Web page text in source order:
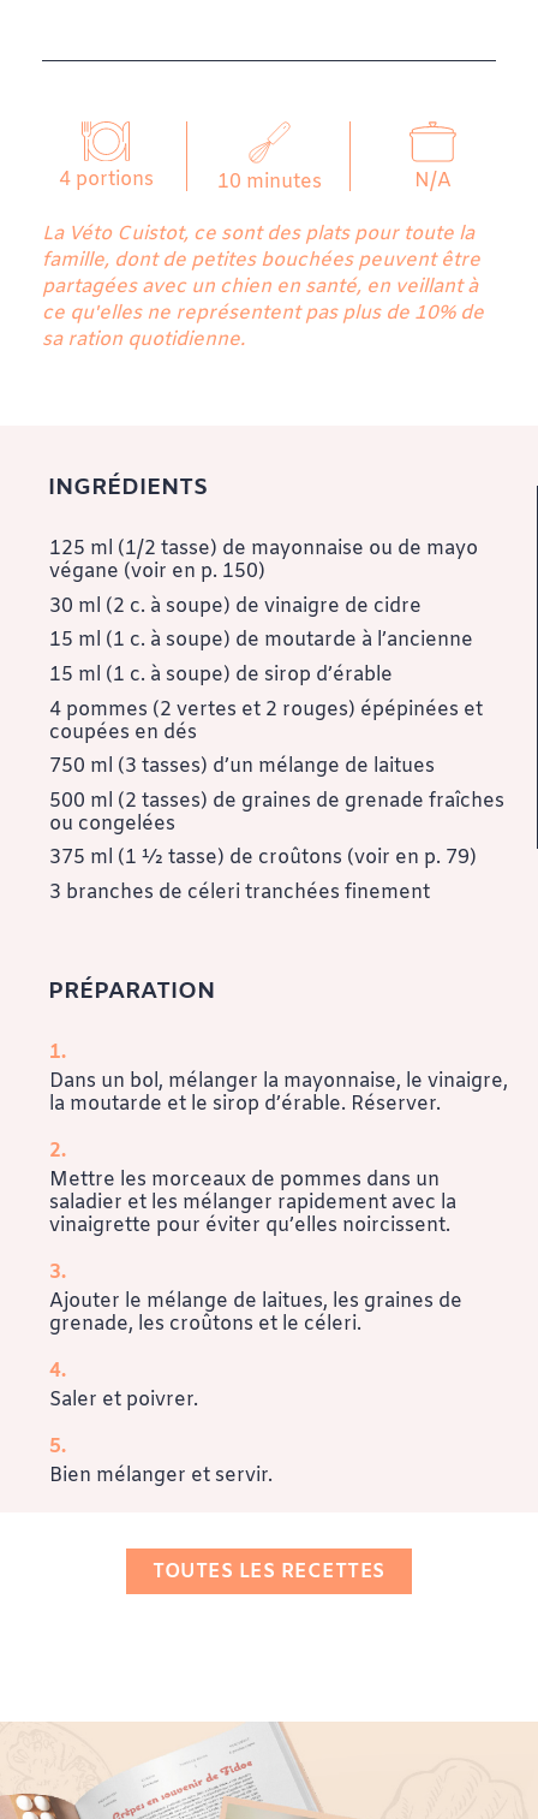
4 portions 10 minutes N/A
La Véto Cuistot, ce sont des plats pour toute la
famille, dont de petites bouchées peuvent être
partagées avec un chien en santé, en veillant à
ce qu'elles ne représentent pas plus de 10% de
sa ration quotidienne.
INGRÉDIENTS
125 ml (1/2 tasse) de mayonnaise ou de mayo
végane (voir en p. 150)
30 ml (2 c. à soupe) de vinaigre de cidre
15 ml (1 c. à soupe) de moutarde à l’ancienne
15 ml (1 c. à soupe) de sirop d’érable
4 pommes (2 vertes et 2 rouges) épépinées et
coupées en dés
750 ml (3 tasses) d’un mélange de laitues
500 ml (2 tasses) de graines de grenade fraîches
ou congelées
375 ml (1 ½ tasse) de croûtons (voir en p. 79)
3 branches de céleri tranchées finement
PRÉPARATION
Dans un bol, mélanger la mayonnaise, le vinaigre,
la moutarde et le sirop d’érable. Réserver.
Mettre les morceaux de pommes dans un
saladier et les mélanger rapidement avec la
vinaigrette pour éviter qu’elles noircissent.
Ajouter le mélange de laitues, les graines de
grenade, les croûtons et le céleri.
Saler et poivrer.
Bien mélanger et servir.
TOUTES LES RECETTES